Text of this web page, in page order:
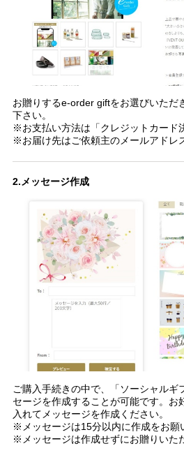
お贈りするe-order giftをお選びいただ
下さい。
※お支払い方法は「クレジットカード
※お届け先はご依頼主のメールアドレ
2.メッセージ作成
ご購入手続きの中で、「ソーシャルギ
セージを作成することが可能です。お
入れてメッセージを作成ください。
※メッセージは15分以内に作成をお願
※メッセージは作成せずにお贈りいた